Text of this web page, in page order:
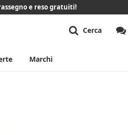
e reso gratuiti!
Cerca
Marchi